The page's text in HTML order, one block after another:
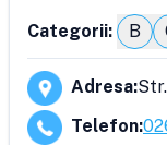
Categorii: B
Adresa:
Telefon: